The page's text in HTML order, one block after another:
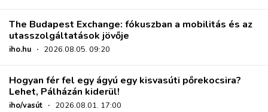
The Budapest Exchange: fókuszban a mobilitás és az
utasszolgáltatások jövője
iho.hu · 2026.08.05. 09:20
Hogyan fér fel egy ágyú egy kisvasúti pőrekocsira?
Lehet, Pálházán kiderül!
iho/vasút · 2026.08.01. 17:00